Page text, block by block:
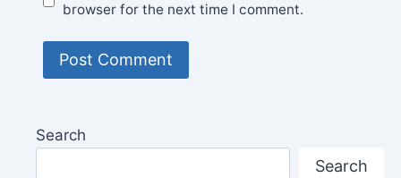
browser for the next time I comment.
Search
Search